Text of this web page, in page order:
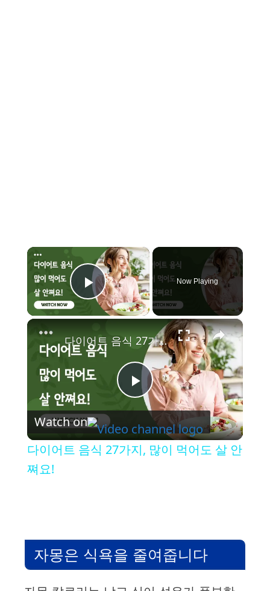
×
Play Video
Now Playing
×
P
l
V
다이어트 음식 27가지, 많이 먹어도 살 안쪄요!
Watch on
다이어트 음식 27가지, 많이 먹어도 살 안
쪄요!
자몽은 식욕을 줄여줍니다